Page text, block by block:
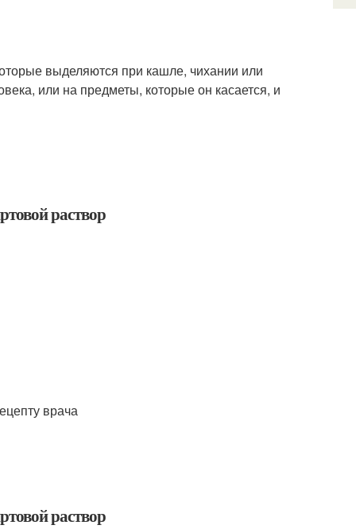
выделяются при кашле, чихании или
или на предметы, которые он касается, и
раствор
врача
раствор